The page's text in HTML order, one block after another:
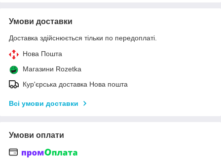
Умови доставки
Доставка здійснюється тільки по передоплаті.
Нова Пошта
Магазини Rozetka
Кур'єрська доставка Нова пошта
Всі умови доставки
Умови оплати